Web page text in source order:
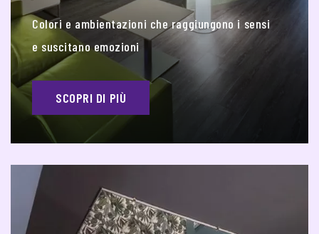
Colori e ambientazioni che raggiungono i sensi
e suscitano emozioni
SCOPRI DI PIÙ